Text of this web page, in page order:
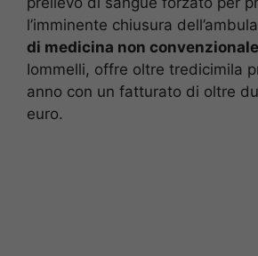
l’imminente chiusura
di medicina non convenzionale
Iommelli, offre oltre tredicimila
anno con un fatturato di oltre
euro.